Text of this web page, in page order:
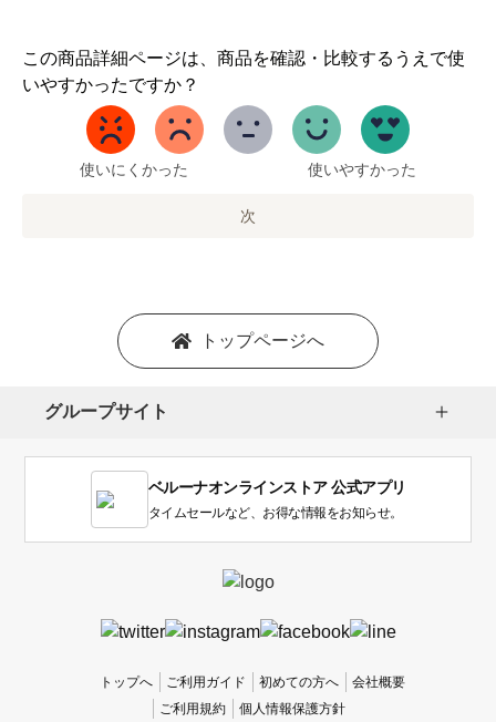
この商品詳細ページは、商品を確認・比較するうえで使
いやすかったですか？
1
か
い
使いにくかった 使いやすかった
次
トップページへ
グループサイト
ベルーナオンラインストア 公式アプリ
タイムセールなど、お得な情報をお知らせ。
トップへ ご利用ガイド 初めての方へ
会社概要
ご利用規約
個人情報保護方針